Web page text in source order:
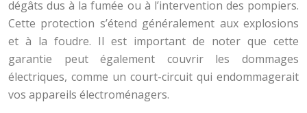
dégâts dus à la fumée ou à l’intervention des pompiers.
Cette protection s’étend généralement aux explosions
et à la foudre. Il est important de noter que cette
garantie peut également couvrir les dommages
électriques, comme un court-circuit qui endommagerait
vos appareils électroménagers.